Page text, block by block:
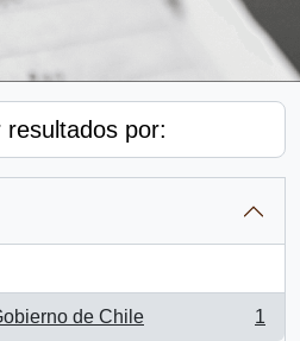
resultados por:
de Chile 1